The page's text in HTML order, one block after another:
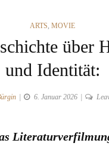
CATEGORIES
ARTS, MOVIE
über
und Identität:
6. Januar 2026